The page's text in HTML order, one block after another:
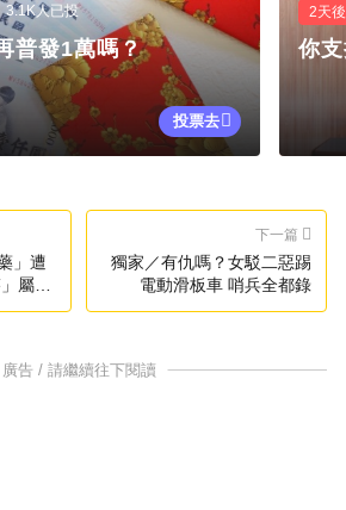
3.1K人已投
普發1萬嗎？
投票去
2天
你
」遭
屬管
下一篇
獨家／有仇嗎？女駁二惡踢
電動滑板車 哨兵全都錄
廣告 / 請繼續往下閱讀